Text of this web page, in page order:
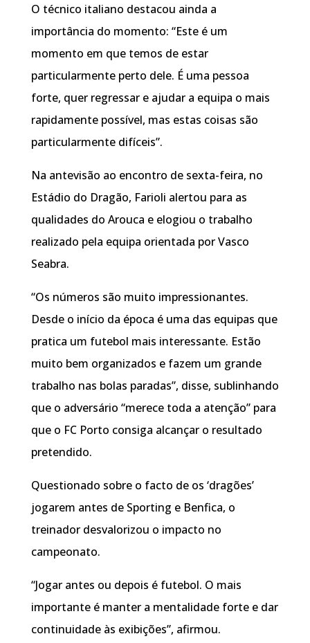
O técnico italiano destacou ainda a
importância do momento: “Este é um
momento em que temos de estar
particularmente perto dele. É uma pessoa
forte, quer regressar e ajudar a equipa o mais
rapidamente possível, mas estas coisas são
particularmente difíceis”.
Na antevisão ao encontro de sexta-feira, no
Estádio do Dragão, Farioli alertou para as
qualidades do Arouca e elogiou o trabalho
realizado pela equipa orientada por Vasco
Seabra.
“Os números são muito impressionantes.
Desde o início da época é uma das equipas que
pratica um futebol mais interessante. Estão
muito bem organizados e fazem um grande
trabalho nas bolas paradas”, disse, sublinhando
que o adversário “merece toda a atenção” para
que o FC Porto consiga alcançar o resultado
pretendido.
Questionado sobre o facto de os ‘dragões’
jogarem antes de Sporting e Benfica, o
treinador desvalorizou o impacto no
campeonato.
“Jogar antes ou depois é futebol. O mais
importante é manter a mentalidade forte e dar
continuidade às exibições”, afirmou.